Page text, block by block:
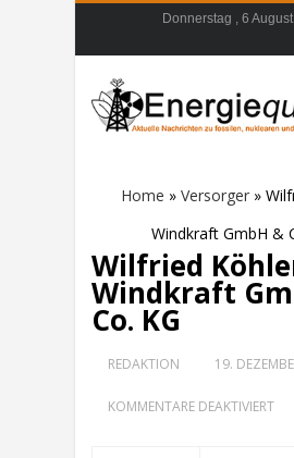
Donnerstag , 6
Home » Versorger»
Windkraft GmbH &
Wilfried
Windkraft
Co. KG
REDAKTION 19.
KOMMENTARE DEAKTIVIERTFÜR